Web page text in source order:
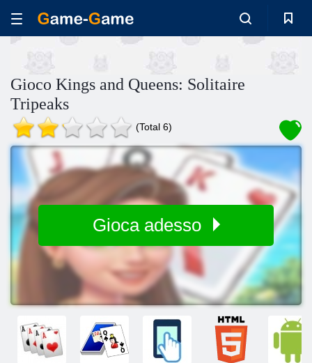
Gioco Kings and Queens: Solitaire
Tripeaks
(Total 6)
Gioca adesso